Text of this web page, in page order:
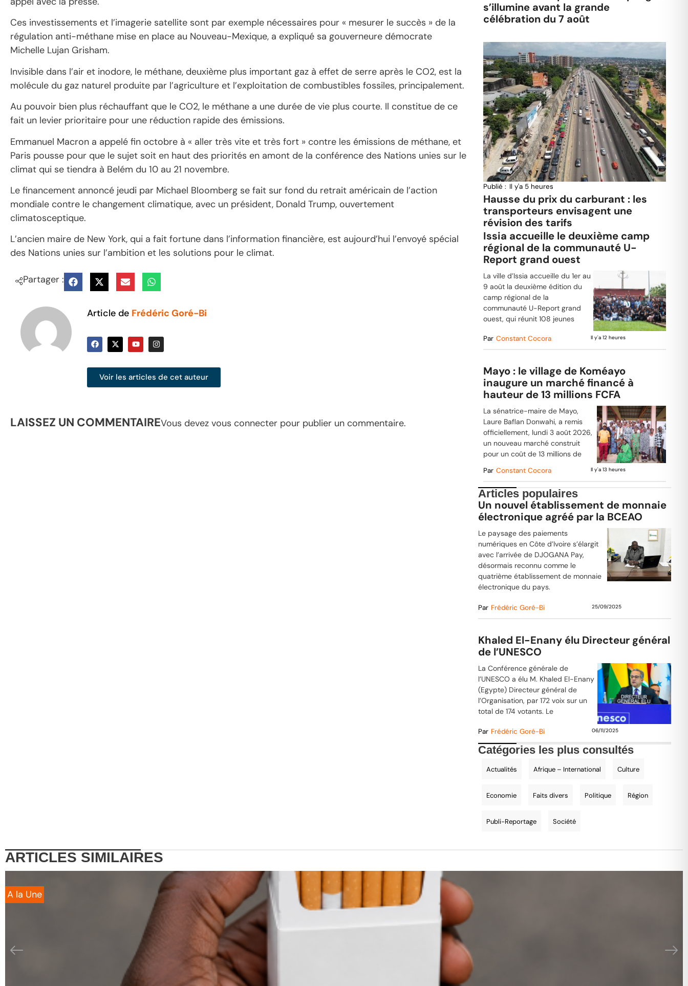
Ces investissements et l’imagerie satellite sont par exemple nécessaires pour « mesurer le succès » de la
régulation anti-méthane mise en place au Nouveau-Mexique, a expliqué sa gouverneure démocrate
Michelle Lujan Grisham.
Invisible dans l’air et inodore, le méthane, deuxième plus important gaz à effet de serre après le CO2, est la
molécule du gaz naturel produite par l’agriculture et l’exploitation de combustibles fossiles, principalement.
Au pouvoir bien plus réchauffant que le CO2, le méthane a une durée de vie plus courte. Il constitue de ce
fait un levier prioritaire pour une réduction rapide des émissions.
Emmanuel Macron a appelé fin octobre à « aller très vite et très fort » contre les émissions de méthane, et
Paris pousse pour que le sujet soit en haut des priorités en amont de la conférence des Nations unies sur le
climat qui se tiendra à Belém du 10 au 21 novembre.
Le financement annoncé jeudi par Michael Bloomberg se fait sur fond du retrait américain de l’action
mondiale contre le changement climatique, avec un président, Donald Trump, ouvertement
climatosceptique.
L’ancien maire de New York, qui a fait fortune dans l’information financière, est aujourd’hui l’envoyé spécial
des Nations unies sur l’ambition et les solutions pour le climat.
Partager :
Article de Frédéric Goré-Bi
Voir les articles de cet auteur
LAISSEZ UN COMMENTAIREVous devez vous connecter pour publier un commentaire.
s’illumine avant la grande
célébration du 7 août
Publié : Il y'a 5 heures
Hausse du prix du carburant : les
transporteurs envisagent une
révision des tarifs
Issia accueille le deuxième camp
régional de la communauté U-
Report grand ouest
La ville d’Issia accueille du 1er au
9 août la deuxième édition du
camp régional de la
communauté U-Report grand
ouest, qui réunit 108 jeunes
Par Constant Cocora Il y'a 12 heures
Mayo : le village de Koméayo
inaugure un marché financé à
hauteur de 13 millions FCFA
La sénatrice-maire de Mayo,
Laure Baflan Donwahi, a remis
officiellement, lundi 3 août 2026,
un nouveau marché construit
pour un coût de 13 millions de
Par Constant Cocora Il y'a 13 heures
Articles populaires
Un nouvel établissement de monnaie
électronique agréé par la BCEAO
Le paysage des paiements
numériques en Côte d’Ivoire s’élargit
avec l’arrivée de DJOGANA Pay,
désormais reconnu comme le
quatrième établissement de monnaie
électronique du pays.
Par Frédéric Goré-Bi 25/09/2025
Khaled El-Enany élu Directeur général
de l’UNESCO
La Conférence générale de
l’UNESCO a élu M. Khaled El-Enany
(Egypte) Directeur général de
l’Organisation, par 172 voix sur un
total de 174 votants. Le
Par Frédéric Goré-Bi 06/11/2025
Catégories les plus consultés
Actualités Afrique – International Culture
Economie Faits divers Politique Région
Publi-Reportage Société
ARTICLES SIMILAIRES
A la Une